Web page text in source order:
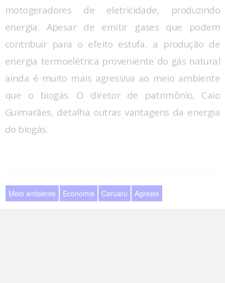
motogeradores de eletricidade, produzindo
energia. Apesar de emitir gases que podem
contribuir para o efeito estufa, a produção de
energia termoelétrica proveniente do gás natural
ainda é muito mais agressiva ao meio ambiente
que o biogás. O diretor de patrimônio, Caio
Guimarães, detalha outras vantagens da energia
do biogás.
Meio ambiente Economia Caruaru Agreste